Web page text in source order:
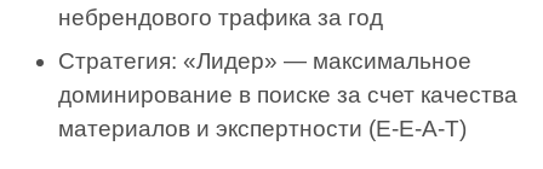
небрендового трафика за год
Стратегия: «Лидер» — максимальное
доминирование в поиске за счет качества
материалов и экспертности (E-E-A-T)